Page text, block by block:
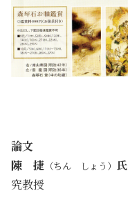
論文
陳 捷 （ちん しょう） 氏
究教授